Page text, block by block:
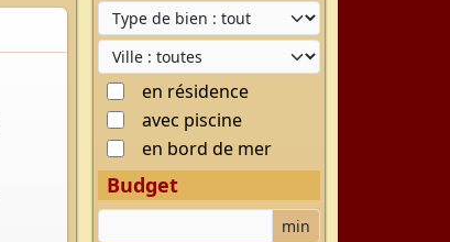
Type de bien
Ville
en résidence
avec piscine
en bord de mer
Budget
min